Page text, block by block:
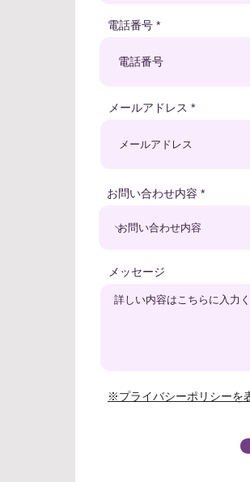
電話番号
メールアドレス
お問い合わせ内容
メッセージ
※プライバシーポリシーを